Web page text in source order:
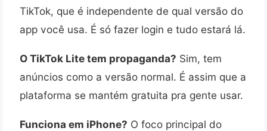
TikTok, que é independente de qual versão do
app você usa. É só fazer login e tudo estará lá.
O TikTok Lite tem propaganda? Sim, tem
anúncios como a versão normal. É assim que a
plataforma se mantém gratuita pra gente usar.
Funciona em iPhone? O foco principal do